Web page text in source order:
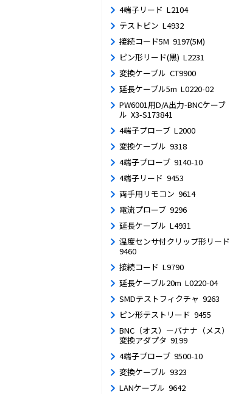
4端子リード L2104
テストピン L4932
接続コード5M 9197(5M)
ピン形リード(黒) L2231
変換ケーブル CT9900
延長ケーブル5m L0220-02
PW6001用D/A出力-BNCケーブ
ル X3-S173841
4端子プローブ L2000
変換ケーブル 9318
4端子プローブ 9140-10
4端子リード 9453
両手用リモコン 9614
電流プローブ 9296
延長ケーブル L4931
温度センサ付クリップ形リード
9460
接続コード L9790
延長ケーブル20m L0220-04
SMDテストフィクチャ 9263
ピン形テストリード 9455
BNC（オス）ーバナナ（メス）
変換アダプタ 9199
4端子プローブ 9500-10
変換ケーブル 9323
LANケーブル 9642